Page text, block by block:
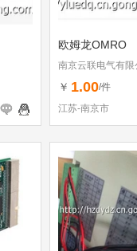
欧姆龙OMRO
南京云联电气有限
￥ 1.00/件
江苏-南京市